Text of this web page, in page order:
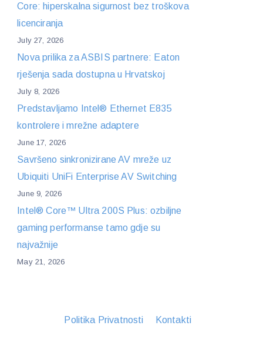
Core: hiperskalna sigurnost bez troškova
licenciranja
July 27, 2026
Nova prilika za ASBIS partnere: Eaton
rješenja sada dostupna u Hrvatskoj
July 8, 2026
Predstavljamo Intel® Ethernet E835
kontrolere i mrežne adaptere
June 17, 2026
Savršeno sinkronizirane AV mreže uz
Ubiquiti UniFi Enterprise AV Switching
June 9, 2026
Intel® Core™ Ultra 200S Plus: ozbiljne
gaming performanse tamo gdje su
najvažnije
May 21, 2026
Politika Privatnosti Kontakti